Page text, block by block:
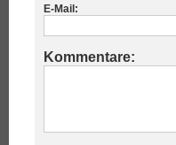
E-Mail:
Kommentare: